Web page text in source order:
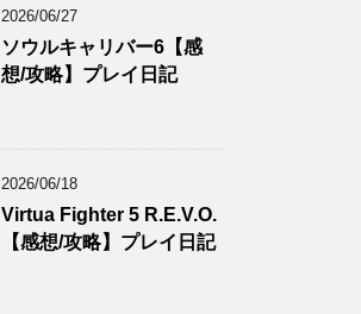
2026/06/27
ソウルキャリバー6【感
想/攻略】プレイ日記
2026/06/18
Virtua Fighter 5 R.E.V.O.
【感想/攻略】プレイ日記